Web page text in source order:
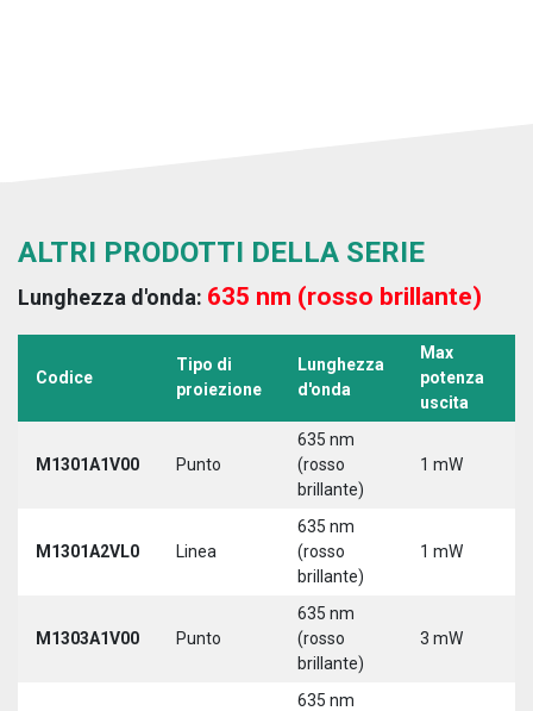
ALTRI PRODOTTI DELLA SERIE
Lunghezza d'onda: 635 nm (rosso brillante)
Codice
Tipo di
proiezione
Lunghezza
d'onda
Max
potenza
uscita
M1301A1V00 Punto
635 nm
(rosso
brillante)
1 mW
M1301A2VL0 Linea
635 nm
(rosso
brillante)
1 mW
M1303A1V00 Punto
635 nm
(rosso
brillante)
3 mW
635 nm